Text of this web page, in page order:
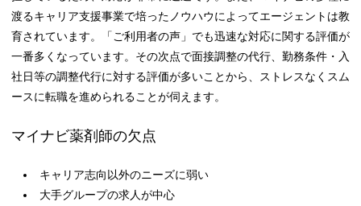
渡るキャリア支援事業で培ったノウハウによってエージェントは教
育されています。「ご利用者の声」でも迅速な対応に関する評価が
一番多くなっています。その次点で面接調整の代行、勤務条件・入
社日等の調整代行に対する評価が多いことから、ストレスなくスム
ースに転職を進められることが伺えます。
マイナビ薬剤師の欠点
キャリア志向以外のニーズに弱い
大手グループの求人が中心